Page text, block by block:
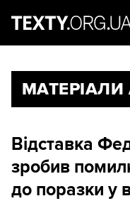
МАТЕРІАЛИ
Відставка
зробив
до поразки у